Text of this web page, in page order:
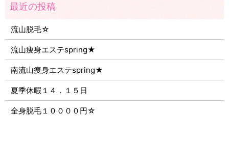
流山脱毛☆
流山痩身エステspring★
南流山痩身エステspring★
夏季休暇１４．１５日
全身脱毛１００００円☆